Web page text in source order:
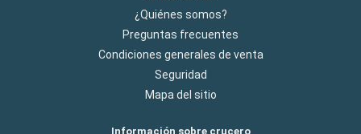
¿Quiénes somos?
Preguntas frecuentes
Condiciones generales de venta
Seguridad
Mapa del sitio
Información sobre crucero